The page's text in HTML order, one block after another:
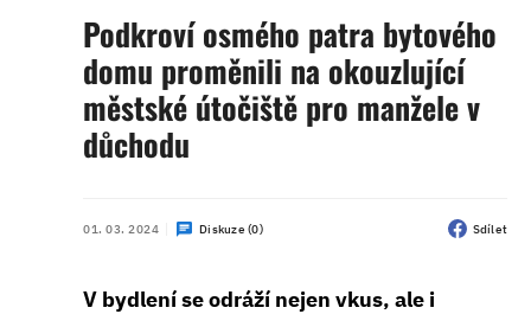
Podkroví osmého patra bytového
domu proměnili na okouzlující
městské útočiště pro manžele v
důchodu
01. 03. 2024 Diskuze (0) Sdílet
V bydlení se odráží nejen vkus, ale i